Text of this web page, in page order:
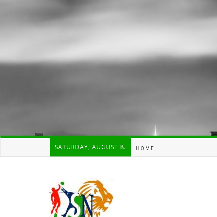
SATURDAY, AUGUST 8. HOME